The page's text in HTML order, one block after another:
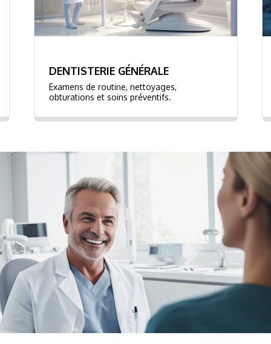
DENTISTERIE GÉNÉRALE
Examens de routine, nettoyages,
obturations et soins préventifs.